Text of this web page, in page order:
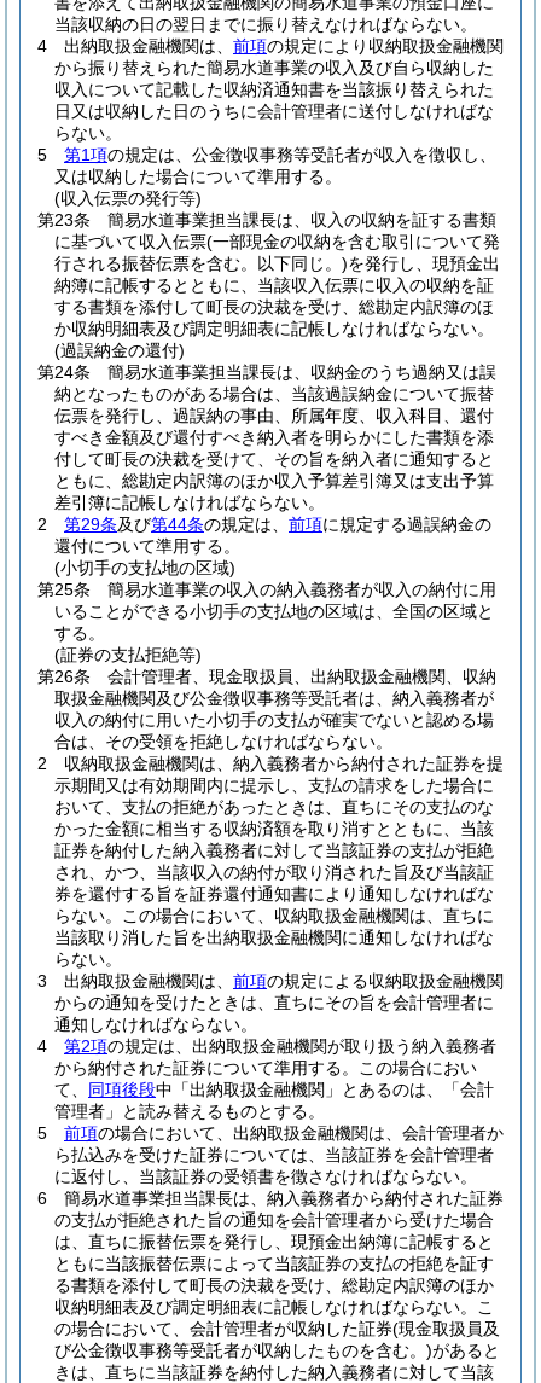
当該収納の日の翌日までに振り替えなければならない。
4
出納取扱金融機関は、 前項の規定により収納取扱金融機関
から振り替えられた簡易水道事業の収入及び自ら収納した
収入について記載した収納済通知書を当該振り替えられた
日又は収納した日のうちに会計管理者に送付しなければな
らない。
5
第1項の規定は、公金徴収事務等受託者が収入を徴収し、
又は収納した場合について準用する。
(収入伝票の発行等)
第23条
簡易水道事業担当課長は、収入の収納を証する書類
に基づいて収入伝票(一部現金の収納を含む取引について発
行される振替伝票を含む。以下同じ。)を発行し、現預金出
納簿に記帳するとともに、当該収入伝票に収入の収納を証
する書類を添付して町長の決裁を受け、総勘定内訳簿のほ
か収納明細表及び調定明細表に記帳しなければならない。
(過誤納金の還付)
第24条
簡易水道事業担当課長は、収納金のうち過納又は誤
納となったものがある場合は、当該過誤納金について振替
伝票を発行し、過誤納の事由、所属年度、収入科目、還付
すべき金額及び還付すべき納入者を明らかにした書類を添
付して町長の決裁を受けて、その旨を納入者に通知すると
ともに、総勘定内訳簿のほか収入予算差引簿又は支出予算
差引簿に記帳しなければならない。
2
第29条及び第44条の規定は、 前項に規定する過誤納金の
還付について準用する。
(小切手の支払地の区域)
第25条
簡易水道事業の収入の納入義務者が収入の納付に用
いることができる小切手の支払地の区域は、全国の区域と
する。
(証券の支払拒絶等)
第26条
会計管理者、現金取扱員、出納取扱金融機関、収納
取扱金融機関及び公金徴収事務等受託者は、納入義務者が
収入の納付に用いた小切手の支払が確実でないと認める場
合は、その受領を拒絶しなければならない。
2
収納取扱金融機関は、納入義務者から納付された証券を提
示期間又は有効期間内に提示し、支払の請求をした場合に
おいて、支払の拒絶があったときは、直ちにその支払のな
かった金額に相当する収納済額を取り消すとともに、当該
証券を納付した納入義務者に対して当該証券の支払が拒絶
され、かつ、当該収入の納付が取り消された旨及び当該証
券を還付する旨を証券還付通知書により通知しなければな
らない。
この場合において、収納取扱金融機関は、直ちに
当該取り消した旨を出納取扱金融機関に通知しなければな
らない。
3
出納取扱金融機関は、 前項の規定による収納取扱金融機関
からの通知を受けたときは、直ちにその旨を会計管理者に
通知しなければならない。
4
第2項の規定は、出納取扱金融機関が取り扱う納入義務者
から納付された証券について準用する。
この場合におい
て、 同項後段中「出納取扱金融機関」とあるのは、「会計
管理者」と読み替えるものとする。
5
前項の場合において、出納取扱金融機関は、会計管理者か
ら払込みを受けた証券については、当該証券を会計管理者
に返付し、当該証券の受領書を徴さなければならない。
6
簡易水道事業担当課長は、納入義務者から納付された証券
の支払が拒絶された旨の通知を会計管理者から受けた場合
は、直ちに振替伝票を発行し、現預金出納簿に記帳すると
ともに当該振替伝票によって当該証券の支払の拒絶を証す
る書類を添付して町長の決裁を受け、総勘定内訳簿のほか
収納明細表及び調定明細表に記帳しなければならない。
こ
の場合において、会計管理者が収納した証券(現金取扱員及
び公金徴収事務等受託者が収納したものを含む。)があると
きは、直ちに当該証券を納付した納入義務者に対して当該